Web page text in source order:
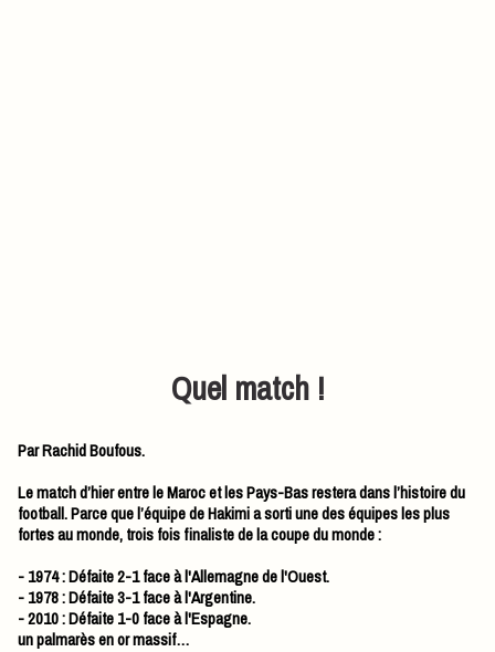
Quel match !
Par Rachid Boufous.
Le match d’hier entre le Maroc et les Pays-Bas restera dans l’histoire du
football. Parce que l’équipe de Hakimi a sorti une des équipes les plus
fortes au monde, trois fois finaliste de la coupe du monde :
- 1974 : Défaite 2-1 face à l'Allemagne de l'Ouest.
- 1978 : Défaite 3-1 face à l'Argentine.
- 2010 : Défaite 1-0 face à l'Espagne.
un palmarès en or massif…